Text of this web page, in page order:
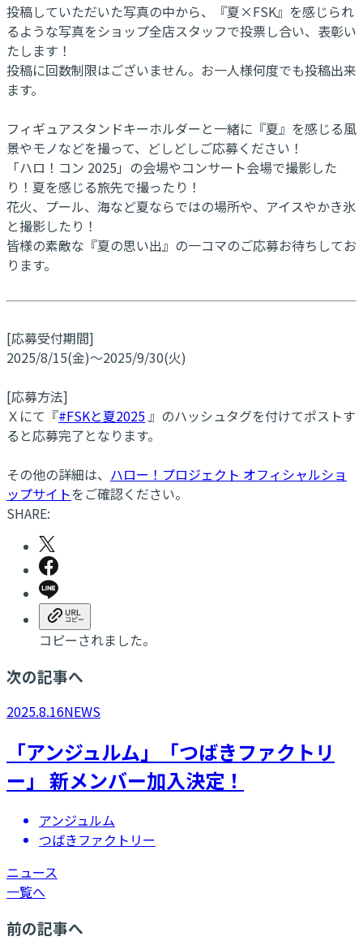
投稿していただいた写真の中から、『夏×FSK』を感じられ
るような写真をショップ全店スタッフで投票し合い、表彰い
たします！
投稿に回数制限はございません。お一人様何度でも投稿出来
ます。
フィギュアスタンドキーホルダーと一緒に『夏』を感じる風
景やモノなどを撮って、どしどしご応募ください！
「ハロ！コン 2025」の会場やコンサート会場で撮影した
り！夏を感じる旅先で撮ったり！
花火、プール、海など夏ならではの場所や、アイスやかき氷
と撮影したり！
皆様の素敵な『夏の思い出』の一コマのご応募お待ちしてお
ります。
[応募受付期間]
2025/8/15(金)～2025/9/30(火)
[応募方法]
Ｘにて『#FSKと夏2025』のハッシュタグを付けてポストす
ると応募完了となります。
その他の詳細は、 ハロー！プロジェクト オフィシャルショ
ップサイトをご確認ください。
SHARE:
コピーされました。
次の記事へ
2025.8.16NEWS
「アンジュルム」「つばきファクトリ
ー」 新メンバー加入決定！
アンジュルム
つばきファクトリー
ニュース
一覧へ
前の記事へ